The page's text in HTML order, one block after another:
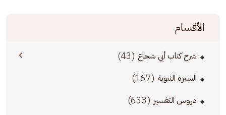
الأقسام
شرح كتاب أبي شجاع (43)
السيرة النبوية (167)
دروس التفسير (633)